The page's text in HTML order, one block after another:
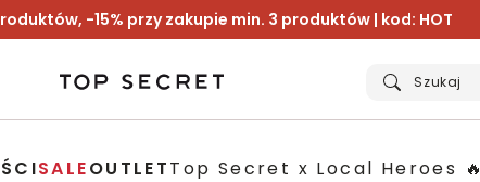
-15% przy zakupie min. 3 produktów | kod: HOT
Szukaj
SALEOUTLETTop Secret x Local Heroes 🔥